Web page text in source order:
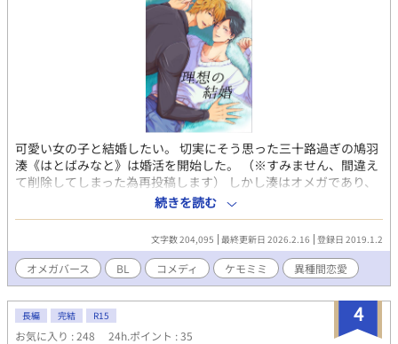
可愛い女の子と結婚したい。 切実にそう思った三十路過ぎの鳩羽
湊《はとばみなと》は婚活を開始した。 （※すみません、間違え
て削除してしまった為再投稿します） しかし湊はオメガであり、
女性相手の婚活には不利中の不利。 そして最後の砦と頼む結婚相
談所のアドバイザーに紹介された相手は、どう見ても「犬」だっ
た――。 獣人攻オメガバースにつき以下注意。 ※オメガバース
（検索推奨）設定の為、妊娠・出産絡みの表現が頻出します。な
お左記が分からなくても本文で何となく説明します ※攻の見た目
が犬そのもの、犬頭部＋人体＋尾、人間に犬耳のみと３パターン
に変化します 表紙画はよもち様pixiv ID=404935 本編完結済、以
降番外編を更新中です ※各電子書店様で本作コミカライズが配信
中
続きを読む
文字数 204,095 最終更新日 2026.2.16 登録日 2019.1.2
オメガバース BL コメディ ケモミミ 異種間恋愛
4
長編 完結 R15
お気に入り : 248 24h.ポイント : 35